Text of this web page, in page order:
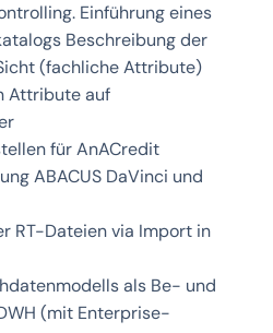
Einführung eines
Beschreibung der
(fachliche Attribute)
Attribute auf
für AnACredit
ABACUS DaVinci und
RT-Dateien via Import in
als Be- und
(mit Enterprise-